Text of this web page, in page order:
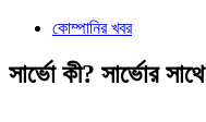
কোম্পানির খবর
সার্ভো কী? সার্ভোর